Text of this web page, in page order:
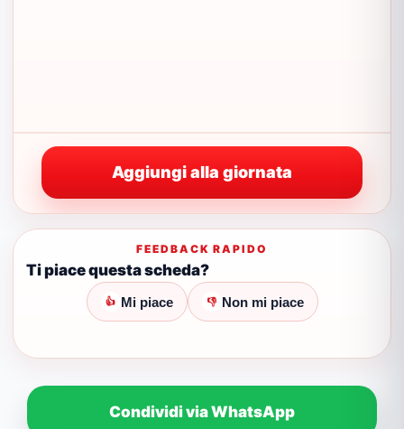
Aggiungi alla giornata
FEEDBACK RAPIDO
Ti piace questa scheda?
👍 Mi piace 👎 Non mi piace
Condividi via WhatsApp